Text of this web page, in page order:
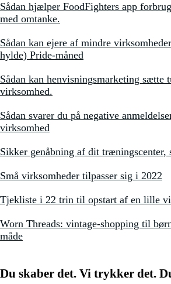
Sådan hjælper FoodFighters app
med omtanke.
Sådan kan ejere af mindre
hylde) Pride-måned
Sådan kan henvisningsmarketing sætte
virksomhed.
Sådan svarer du på negative
virksomhed
Sikker genåbning af dit træningscenter,
Små virksomheder tilpasser sig i 2022
Tjekliste i 22 trin til opstart af en lille
Worn Threads: vintage-shopping til
måde
Du skaber det. Vi trykker det.